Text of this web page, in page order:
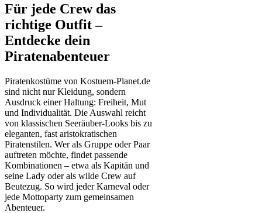
Für jede Crew das
richtige Outfit –
Entdecke dein
Piratenabenteuer
Piratenkostüme von Kostuem-Planet.de
sind nicht nur Kleidung, sondern
Ausdruck einer Haltung: Freiheit, Mut
und Individualität. Die Auswahl reicht
von klassischen Seeräuber-Looks bis zu
eleganten, fast aristokratischen
Piratenstilen. Wer als Gruppe oder Paar
auftreten möchte, findet passende
Kombinationen – etwa als Kapitän und
seine Lady oder als wilde Crew auf
Beutezug. So wird jeder Karneval oder
jede Mottoparty zum gemeinsamen
Abenteuer.